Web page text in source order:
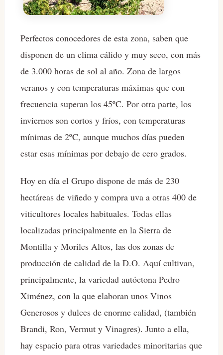
Perfectos conocedores de esta zona, saben que
disponen de un clima cálido y muy seco, con más
de 3.000 horas de sol al año. Zona de largos
veranos y con temperaturas máximas que con
frecuencia superan los 45ºC. Por otra parte, los
inviernos son cortos y fríos, con temperaturas
mínimas de 2ºC, aunque muchos días pueden
estar esas mínimas por debajo de cero grados.
Hoy en día el Grupo dispone de más de 230
hectáreas de viñedo y compra uva a otras 400 de
viticultores locales habituales. Todas ellas
localizadas principalmente en la Sierra de
Montilla y Moriles Altos, las dos zonas de
producción de calidad de la D.O. Aquí cultivan,
principalmente, la variedad autóctona Pedro
Ximénez, con la que elaboran unos Vinos
Generosos y dulces de enorme calidad, (también
Brandi, Ron, Vermut y Vinagres). Junto a ella,
hay espacio para otras variedades minoritarias que